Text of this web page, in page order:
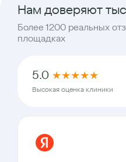
Нам доверяют
Более 1200 реальных
площадках
5.0 ★★★★★
Высокая оценка клиники